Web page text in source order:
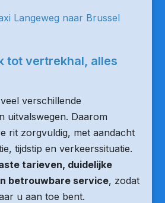
Langeweg naar Brussel
tot vertrekhal, alles
verschillende
uitvalswegen. Daarom
rit zorgvuldig, met aandacht
tijdstip en verkeerssituatie.
tarieven, duidelijke
betrouwbare service, zodat
u aan toe bent.